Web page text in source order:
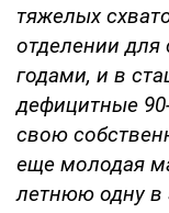
тяжелых
отделении
годами, и в
дефицитные
свою
еще молодая
летнюю одну в